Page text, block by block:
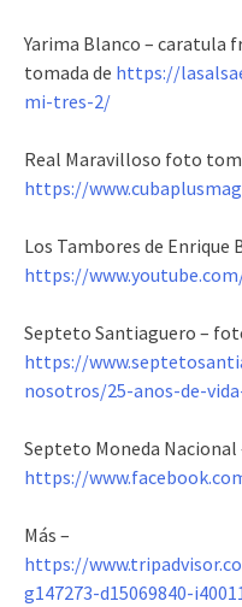
Yarima Blanco – caratula
tomada de https://
mi-tres-2/
Real Maravilloso foto
https://
Los Tambores de
https://
Septeto Santiaguero –
https://
nosotros/25-anos-de-
Septeto Moneda
https://
Más –
https://
g147273-d15069840-